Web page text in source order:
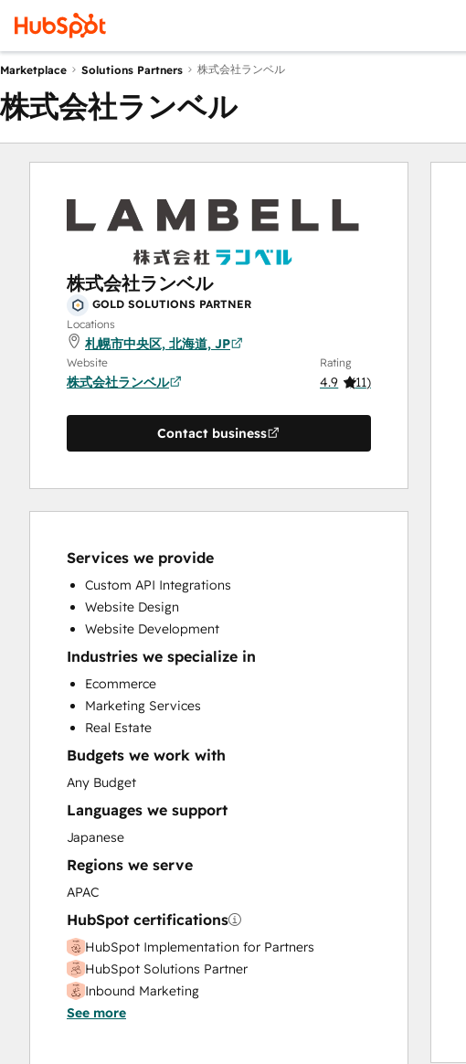
Marketplace Solutions Partners 株式会社ランベル
株式会社ランベル
株式会社ランベル
GOLD SOLUTIONS PARTNER
Locations
札幌市中央区, 北海道, JP
Website
株式会社ランベル
Rating
4.9 (11)
Contact business
Services we provide
Custom API Integrations
Website Design
Website Development
Industries we specialize in
Ecommerce
Marketing Services
Real Estate
Budgets we work with
Any Budget
Languages we support
Japanese
Regions we serve
APAC
HubSpot certifications
HubSpot Implementation for Partners
HubSpot Solutions Partner
Inbound Marketing
See more